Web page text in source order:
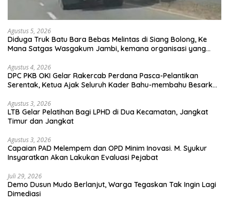
Agustus 5, 2026
Diduga Truk Batu Bara Bebas Melintas di Siang Bolong, Ke
Mana Satgas Wasgakum Jambi, kemana organisasi yang
Agustus 4, 2026
DPC PKB OKI Gelar Rakercab Perdana Pasca-Pelantikan
Serentak, Ketua Ajak Seluruh Kader Bahu-membahu Besarkan
Agustus 3, 2026
LTB Gelar Pelatihan Bagi LPHD di Dua Kecamatan, Jangkat
Timur dan Jangkat
Agustus 3, 2026
Capaian PAD Melempem dan OPD Minim Inovasi. M. Syukur
Insyaratkan Akan Lakukan Evaluasi Pejabat
Juli 29, 2026
Demo Dusun Mudo Berlanjut, Warga Tegaskan Tak Ingin Lagi
Dimediasi